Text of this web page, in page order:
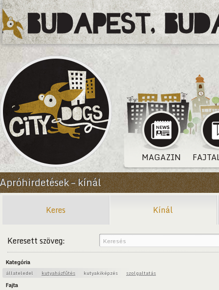
MAGAZIN
Apróhirdetések – kínál
Keres Kínál
Keresett szöveg:
Kategória
állateledel kutyaházfűtés kutyakiképzés szolgaltatás
Fajta